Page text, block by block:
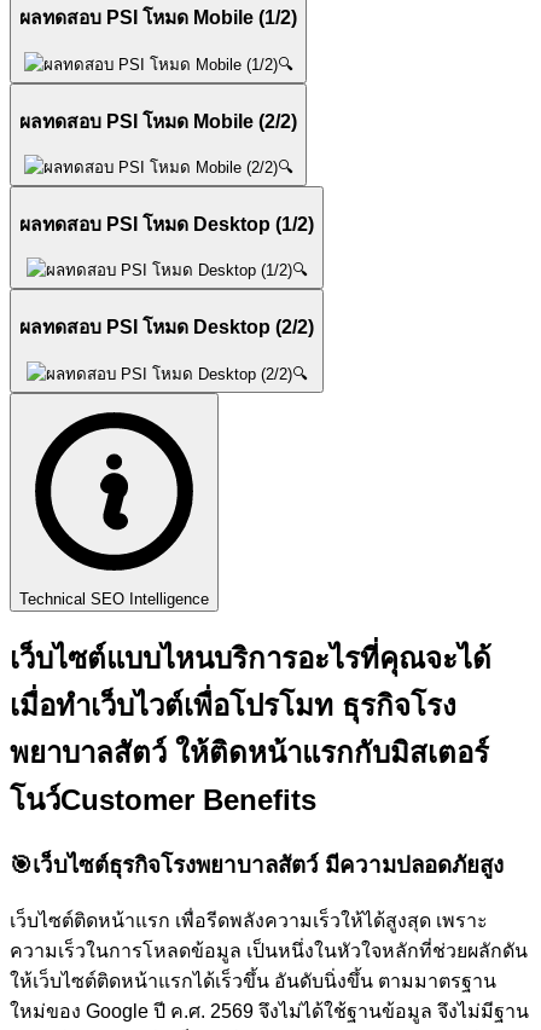
ผลทดสอบ PSI โหมด Mobile (1/2)
🔍
ผลทดสอบ PSI โหมด Mobile (2/2)
🔍
ผลทดสอบ PSI โหมด Desktop (1/2)
🔍
ผลทดสอบ PSI โหมด Desktop (2/2)
🔍
Technical SEO Intelligence
เว็บไซต์แบบไหนบริการอะไรที่คุณจะได้
เมื่อทำเว็บไวต์เพื่อโปรโมท ธุรกิจโรง
พยาบาลสัตว์ ให้ติดหน้าแรกกับมิสเตอร์
โนว์Customer Benefits
🎯เว็บไซต์ธุรกิจโรงพยาบาลสัตว์ มีความปลอดภัยสูง
เว็บไซต์ติดหน้าแรก เพื่อรีดพลังความเร็วให้ได้สูงสุด เพราะ
ความเร็วในการโหลดข้อมูล เป็นหนึ่งในหัวใจหลักที่ช่วยผลักดัน
ให้เว็บไซต์ติดหน้าแรกได้เร็วขึ้น อันดับนิ่งขึ้น ตามมาตรฐาน
ใหม่ของ Google ปี ค.ศ. 2569 จึงไม่ได้ใช้ฐานข้อมูล จึงไม่มีฐาน